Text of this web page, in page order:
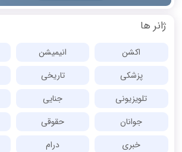
ژانر ها
اکشن انیمیشن
پزشکی
تاریخی
تلویزیونی
جنایی
جوانان
حقوقی
خبری
درام